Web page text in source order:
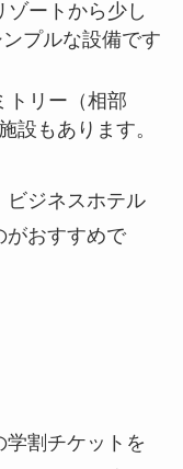
ゾートから少し
プルな設備です
トリー（相部
設もあります。
ビジネスホテル
がおすすめで
割チケットを